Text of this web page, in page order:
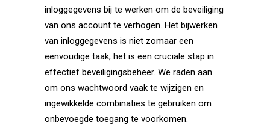
inloggegevens bij te werken om de beveiliging
van ons account te verhogen. Het bijwerken
van inloggegevens is niet zomaar een
eenvoudige taak; het is een cruciale stap in
effectief beveiligingsbeheer. We raden aan
om ons wachtwoord vaak te wijzigen en
ingewikkelde combinaties te gebruiken om
onbevoegde toegang te voorkomen.